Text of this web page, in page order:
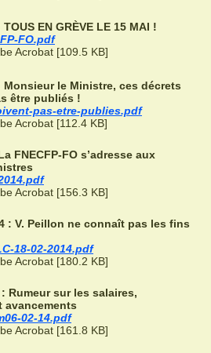
EN GRÈVE LE 15 MAI !
FO.pdf
Acrobat [109.5 KB]
Monsieur le Ministre, ces décrets
être publiés !
pas-etre-publies.pdf
Acrobat [112.4 KB]
FNECFP-FO s’adresse aux
Acrobat [156.3 KB]
: V. Peillon ne connaît pas les fins
18-02-2014.pdf
Acrobat [180.2 KB]
Rumeur sur les salaires,
avancements
02-14.pdf
Acrobat [161.8 KB]